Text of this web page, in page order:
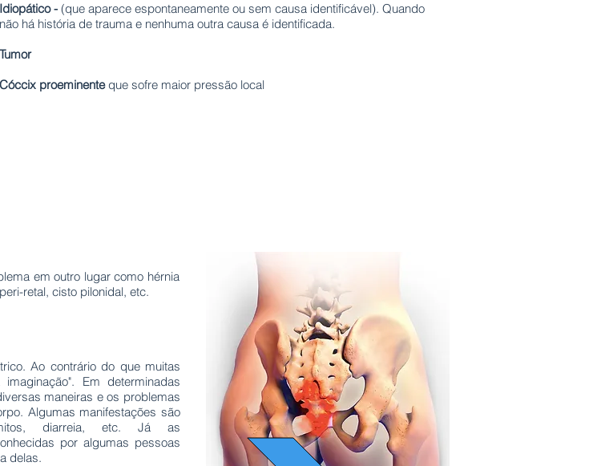
Idiopático - (que aparece espontaneamente ou sem causa identificável). Quando
não há história de trauma e nenhuma outra causa é identificada.
Tumor
Cóccix proeminenteque sofre maior pressão local
em outro lugar como hérnia
retal, cisto pilonidal, etc.
Ao contrário do que muitas
Em determinadas
maneiras e os problemas
Algumas manifestações são
diarreia, etc. Já as
por algumas pessoas
delas.